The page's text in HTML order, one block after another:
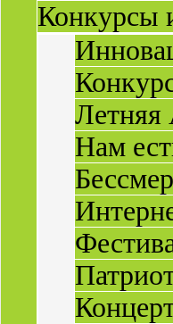
Конкурсы
Летняя
Нам